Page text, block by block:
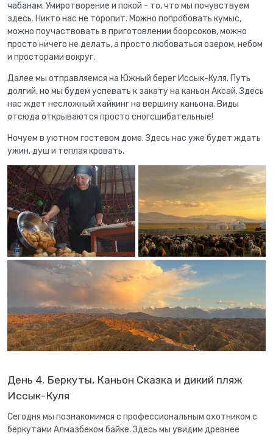
чабанам. Умиротворение и покой - то, что мы почувствуем
здесь. Никто нас не торопит. Можно попробовать кумыс,
можно поучаствовать в приготовлении боорсоков, можно
просто ничего не делать, а просто любоваться озером, небом
и просторами вокруг.
Далее мы отправляемся на Южный берег Иссык-Куля. Путь
долгий, но мы будем успевать к закату на каньон Аксай. Здесь
нас ждет несложный хайкинг на вершину каньона. Виды
отсюда открываются просто сногсшибательные!
Ночуем в уютном гостевом доме. Здесь нас уже будет ждать
ужин, душ и теплая кровать.
День 4. Беркуты, Каньон Сказка и дикий пляж
Иссык-Куля
Сегодня мы познакомимся с профессиональным охотником с
беркутами Алмазбеком байке. Здесь мы увидим древнее